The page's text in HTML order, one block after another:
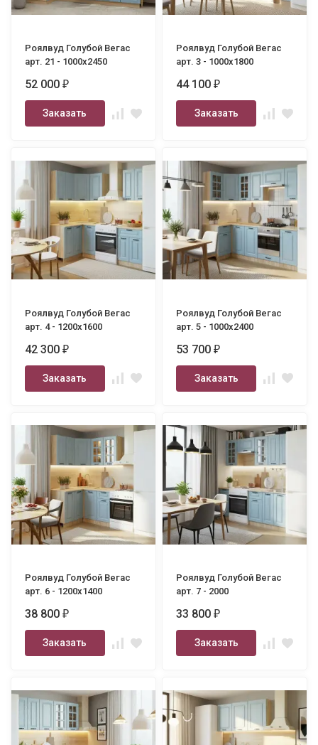
Роялвуд Голубой Вегас
арт. 21 - 1000х2450
52 000₽
Заказать
Роялвуд Голубой Вегас
арт. 3 - 1000х1800
44 100₽
Заказать
Роялвуд Голубой Вегас
арт. 4 - 1200х1600
42 300₽
Заказать
Роялвуд Голубой Вегас
арт. 5 - 1000х2400
53 700₽
Заказать
Роялвуд Голубой Вегас
арт. 6 - 1200х1400
38 800₽
Заказать
Роялвуд Голубой Вегас
арт. 7 - 2000
33 800₽
Заказать